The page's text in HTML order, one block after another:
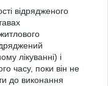
відрядженого
лікуванні) і
часу, поки він не
до виконання